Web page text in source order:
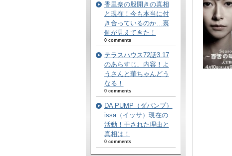
香里奈の股開きの真相
と現在！今も本当に付
き合っているのか…裏
側が見えてきた！
0 comments
テラスハウス72話3.17
のあらすじ、内容！よ
うさんと華ちゃんどう
なる！
0 comments
DA PUMP（ダパンプ）
issa（イッサ）現在の
活動！干された理由と
真相は！
0 comments